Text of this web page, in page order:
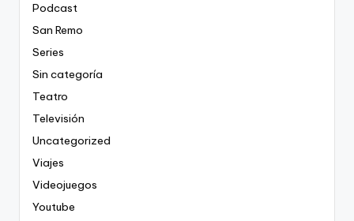
Podcast
San Remo
Series
Sin categoría
Teatro
Televisión
Uncategorized
Viajes
Videojuegos
Youtube